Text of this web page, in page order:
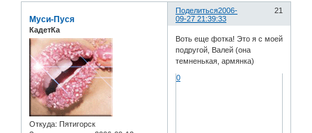
Поделиться 21
2006-
09-27 21:39:33
Муси-Пуся
КадетКа
Откуда: Пятигорск
Воть еще фотка! Это я с моей
подругой, Валей (она
темненькая, армянка)
0